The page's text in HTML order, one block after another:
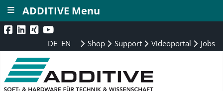
DE EN Shop Support Videoportal Jobs
ADDITIVE Menu
≡